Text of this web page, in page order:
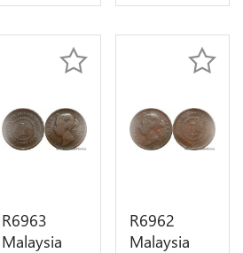
R6963
Malaysia
R6962
Malaysia